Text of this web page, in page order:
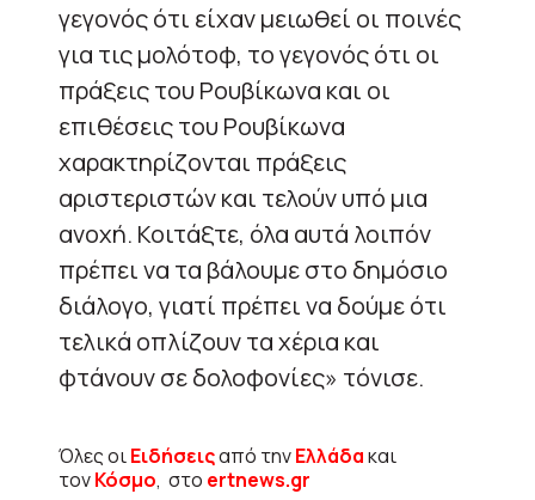
γεγονός ότι είχαν μειωθεί οι ποινές
για τις μολότοφ, το γεγονός ότι οι
πράξεις του Ρουβίκωνα και οι
επιθέσεις του Ρουβίκωνα
χαρακτηρίζονται πράξεις
αριστεριστών και τελούν υπό μια
ανοχή. Κοιτάξτε, όλα αυτά λοιπόν
πρέπει να τα βάλουμε στο δημόσιο
διάλογο, γιατί πρέπει να δούμε ότι
τελικά οπλίζουν τα χέρια και
φτάνουν σε δολοφονίες» τόνισε.
Όλες οιΕιδήσειςαπό τηνΕλλάδακαι
τονΚόσμο, στο ertnews.gr